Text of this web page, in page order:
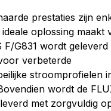
prestaties zijn
oplossing maakt
F/G831 wordt
verbeterde
stroomprofielen
wordt de
met zorgvuldig